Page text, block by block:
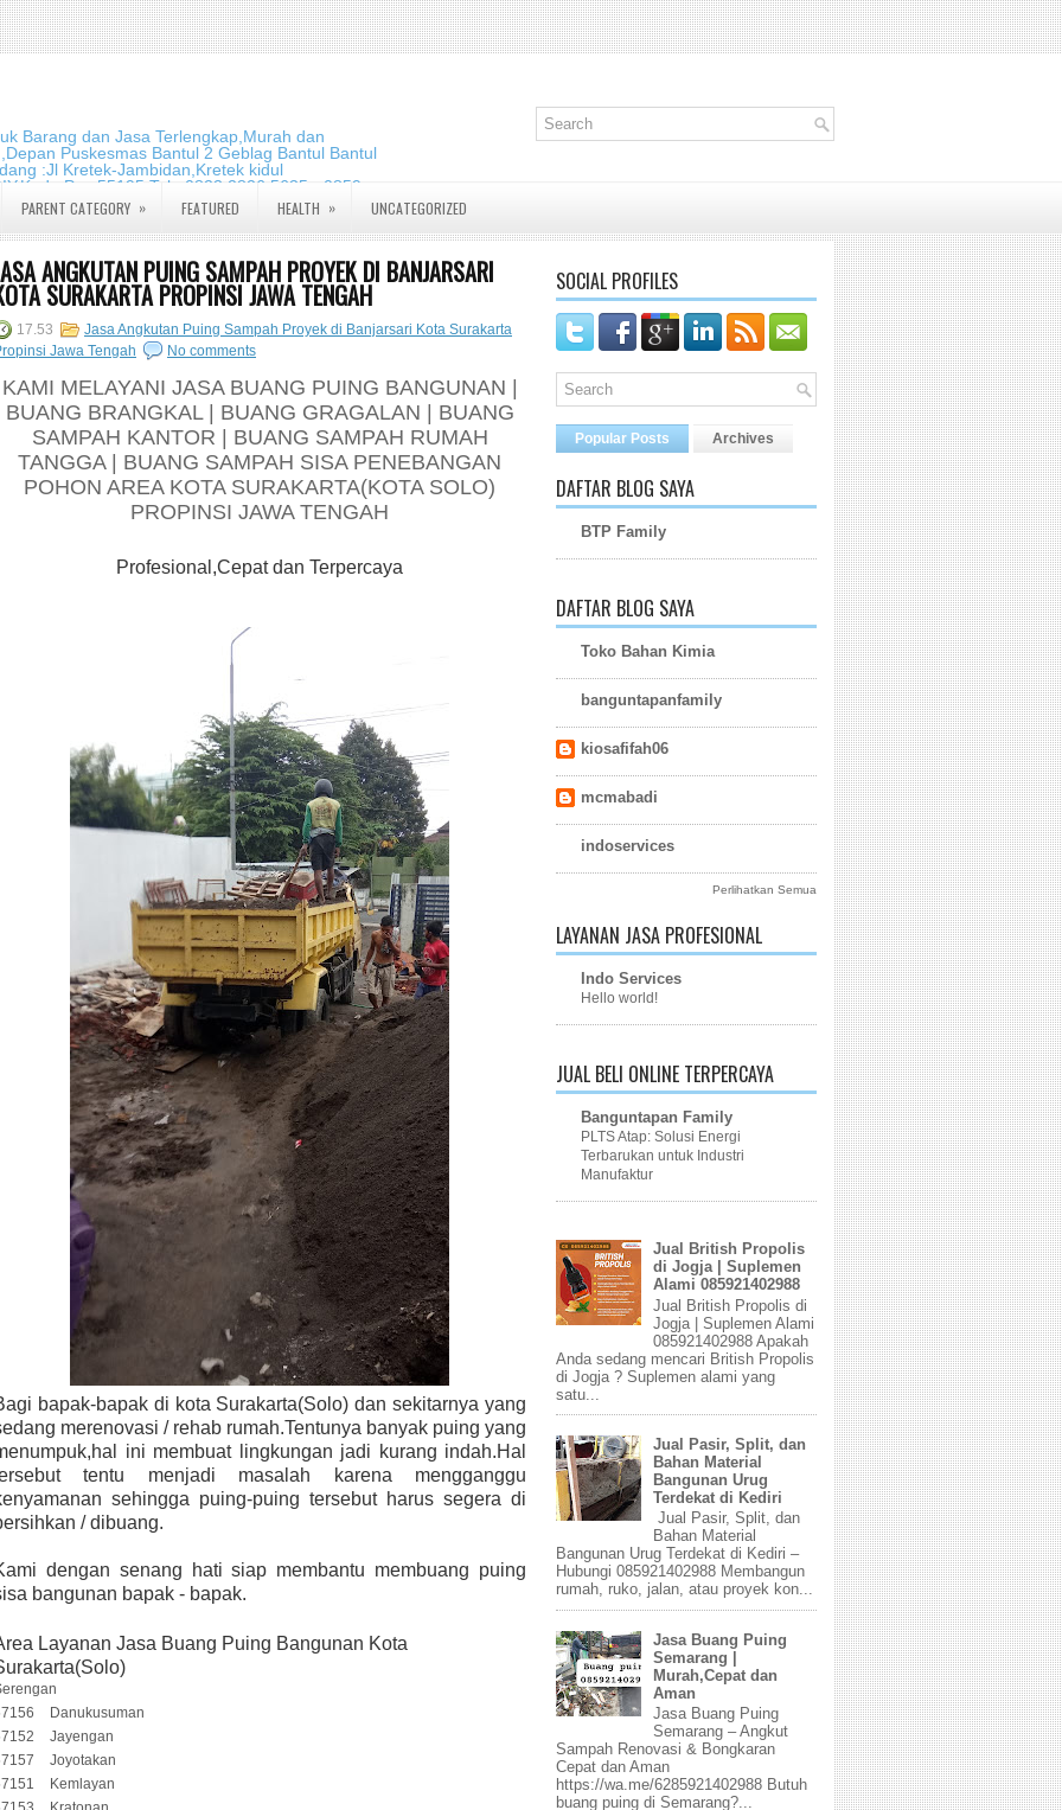
Barang dan Jasa Terlengkap,Murah dan
Puskesmas Bantul 2 Geblag Bantul Bantul
:Jl Kretek-Jambidan,Kretek kidul
Pos:55195 Telp:0823 2826 5635 - 0859
PARENT CATEGORY » FEATURED HEALTH » UNCATEGORIZED
ANGKUTAN PUING SAMPAH PROYEK DI BANJARSARI
SURAKARTA PROPINSI JAWA TENGAH
17.53
Jasa Angkutan Puing Sampah Proyek di Banjarsari Kota Surakarta
Jawa Tengah
No comments
KAMI MELAYANI JASA BUANG PUING BANGUNAN |
BUANG BRANGKAL | BUANG GRAGALAN | BUANG
SAMPAH KANTOR | BUANG SAMPAH RUMAH
TANGGA | BUANG SAMPAH SISA PENEBANGAN
POHON AREA KOTA SURAKARTA(KOTA SOLO)
PROPINSI JAWA TENGAH
Profesional,Cepat dan Terpercaya
bapak-bapak di kota Surakarta(Solo) dan sekitarnya yang
merenovasi / rehab rumah.Tentunya banyak puing yang
ini membuat lingkungan jadi kurang indah.Hal
tentu menjadi masalah karena mengganggu
sehingga puing-puing tersebut harus segera di
/ dibuang.
dengan senang hati siap membantu membuang puing
bangunan bapak - bapak.
Layanan Jasa Buang Puing Bangunan Kota
Danukusuman
Jayengan
Joyotakan
Kemlayan
SOCIAL PROFILES
Popular Posts Archives
DAFTAR BLOG SAYA
BTP Family
DAFTAR BLOG SAYA
Toko Bahan Kimia
banguntapanfamily
kiosafifah06
mcmabadi
indoservices
Perlihatkan Semua
LAYANAN JASA PROFESIONAL
Indo Services
Hello world!
JUAL BELI ONLINE TERPERCAYA
Banguntapan Family
PLTS Atap: Solusi Energi
Terbarukan untuk Industri
Manufaktur
Jual British Propolis
di Jogja | Suplemen
Alami 085921402988
Jual British Propolis di
Jogja | Suplemen Alami
085921402988 Apakah
Anda sedang mencari British Propolis
di Jogja ? Suplemen alami yang
satu...
Jual Pasir, Split, dan
Bahan Material
Bangunan Urug
Terdekat di Kediri
Jual Pasir, Split, dan
Bahan Material
Bangunan Urug Terdekat di Kediri –
Hubungi 085921402988 Membangun
rumah, ruko, jalan, atau proyek kon...
Jasa Buang Puing
Semarang |
Murah,Cepat dan
Aman
Jasa Buang Puing
Semarang – Angkut
Sampah Renovasi & Bongkaran
Cepat dan Aman
https://wa.me/6285921402988 Butuh
buang puing di Semarang?...